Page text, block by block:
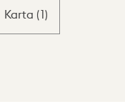
Karta (1)